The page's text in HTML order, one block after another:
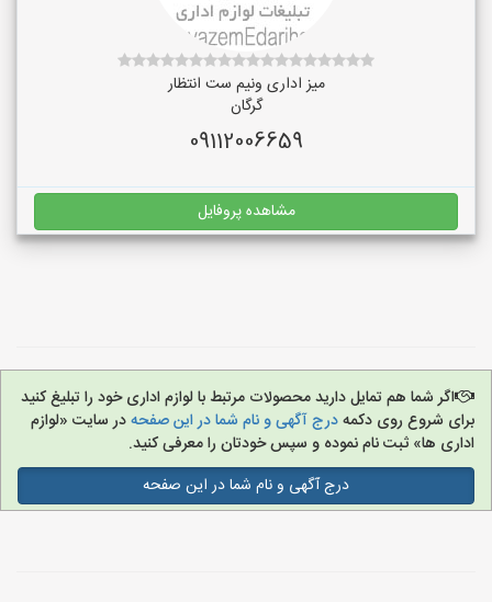
میز اداری ونیم ست انتظار
گرگان
09112006659
مشاهده پروفایل
اگر شما هم تمایل دارید محصولات مرتبط با لوازم اداری خود را تبلیغ کنید
برای شروع روی دکمهدرج آگهی و نام شما در این صفحهدر سایت «لوازم
اداری ها» ثبت نام نموده و سپس خودتان را معرفی کنید.
درج آگهی و نام شما در این صفحه